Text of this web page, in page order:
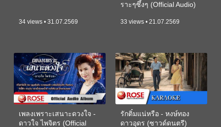
34 views • 31.07.2569
ราะๆซึ้งๆ (Official Audio)
33 views • 21.07.2569
เพลงเพราะเสนาะดวงใจ -
ดาวใจ ไพจิตร (Official
รักติ๋มแน่หรือ - หงษ์ทอง
ดาวอุดร (ซาวด์ดนตรี)